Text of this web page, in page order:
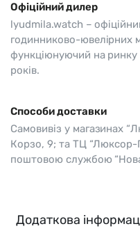
Офіційний дилер
lyudmila.watch –
годинниково-ювелірних
функціюнуючий на
років.
Способи доставки
Самовивіз у магазинах
Корзо, 9; та ТЦ “Люксор-
поштовою службою
Додаткова